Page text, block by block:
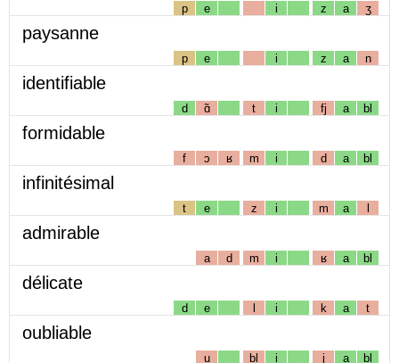
p e i z a ʒ
paysanne
p e i z a n
identifiable
d ɑ̃ t i fj a bl
formidable
f ɔ ʁ m i d a bl
infinitésimal
t e z i m a l
admirable
a d m i ʁ a bl
délicate
d e l i k a t
oubliable
u bl i j a bl